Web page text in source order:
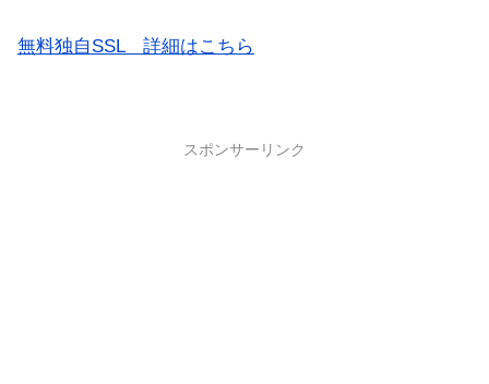
無料独自SSL 詳細はこちら
スポンサーリンク